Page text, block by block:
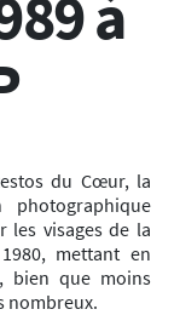
à
du Cœur, la
photographique
visages de la
mettant en
bien que moins
nombreux.